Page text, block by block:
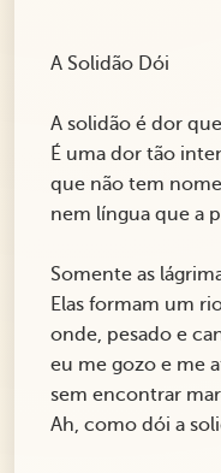
A Solidão Dói
A solidão é dor
É uma dor tão
que não tem
nem língua que a
Somente as
Elas formam um
onde, pesado e
eu me gozo e me
sem encontrar
Ah, como dói a